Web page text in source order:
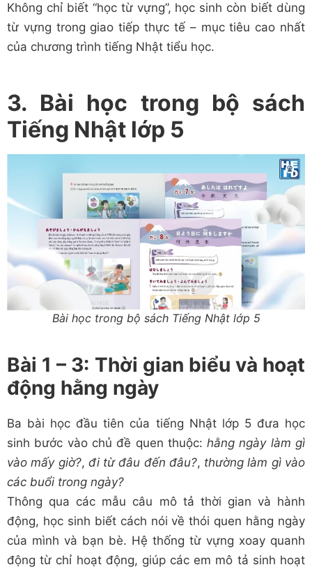
Không chỉ biết “học từ vựng”, học sinh còn biết dùng
từ vựng trong giao tiếp thực tế – mục tiêu cao nhất
của chương trình tiếng Nhật tiểu học.
3. Bài học trong bộ sách
Tiếng Nhật lớp 5
Bài học trong bộ sách Tiếng Nhật lớp 5
Bài 1 – 3: Thời gian biểu và hoạt
động hằng ngày
Ba bài học đầu tiên của tiếng Nhật lớp 5 đưa học
sinh bước vào chủ đề quen thuộc:hằng ngày làm gì
vào mấy giờ?, đi từ đâu đến đâu?, thường làm gì vào
các buổi trong ngày?
Thông qua các mẫu câu mô tả thời gian và hành
động, học sinh biết cách nói về thói quen hằng ngày
của mình và bạn bè. Hệ thống từ vựng xoay quanh
động từ chỉ hoạt động, giúp các em mô tả sinh hoạt